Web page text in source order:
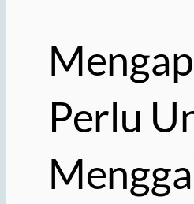
Perlu